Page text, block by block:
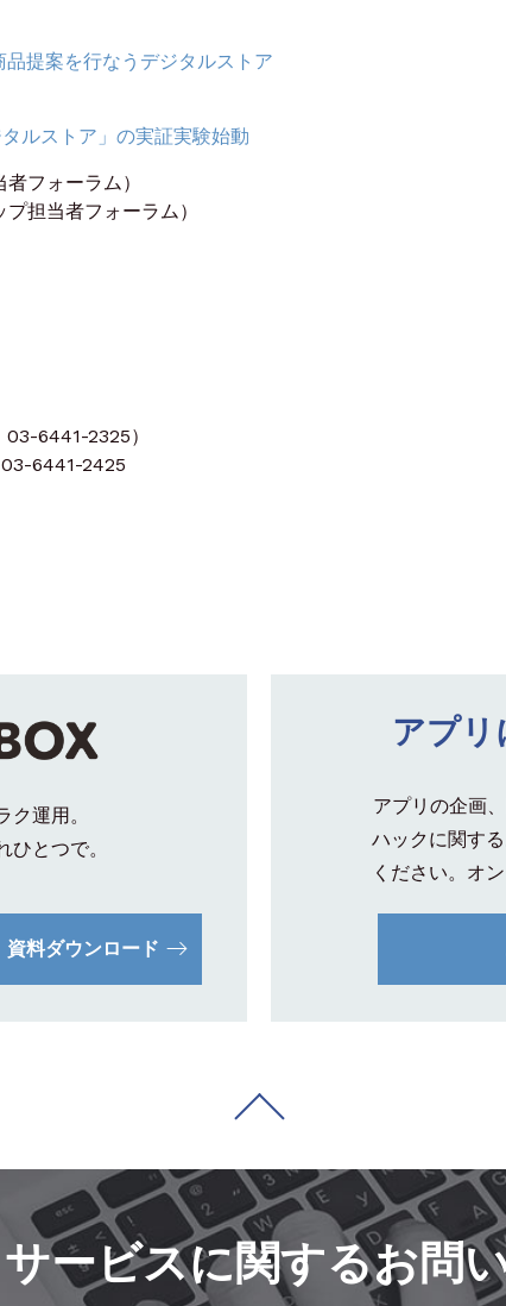
提案を行なうデジタルストア
ルストア」の実証実験始動
フォーラム）
担当者フォーラム）
6441-2325）
6441-2425
ク運用。
ひとつで。
資料ダウンロード
アプリ
アプリの企画
ハックに関す
ください。オ
ービスに関するお問